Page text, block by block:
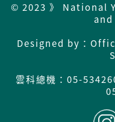
© 2023 》 National
Designed by：
雲科總機： 05-